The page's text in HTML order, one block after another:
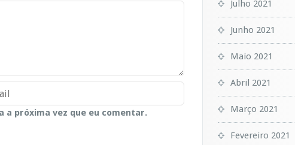
a próxima vez que eu comentar.
Julho 2021
Junho 2021
Maio 2021
Abril 2021
Março 2021
Fevereiro 2021